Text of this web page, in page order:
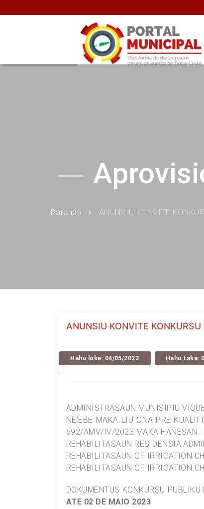
Baranda ANUNSIU KONVITE
ANUNSIU KONVITE
Hahu loke: 04/05/2023 Hahu taka:
ADMINISTRASAUN MUNISIPIU
NE’EBE MAKA LIU ONA PRE-
692/AMV/IV/2023 MAKA HANESAN :
REHABILITASAUN RESIDENSIA
REHABILITASAUN OF IRRIGATION
REHABILITASAUN OF IRRIGATION
DOKUMENTUS KONKURSU
ATE 02 DE MAIO 2023